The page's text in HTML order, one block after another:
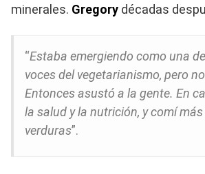
minerales. Gregory décadas
“Estaba emergiendo como una
voces del vegetarianismo, pero
Entonces asustó a la gente. En
la salud y la nutrición, y comí
verduras”.